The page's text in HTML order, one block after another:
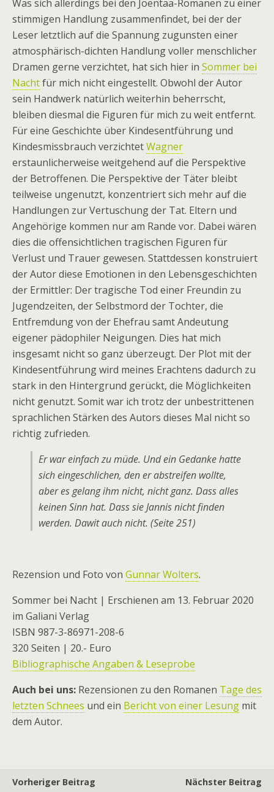
Was sich allerdings bei den Joentaa-Romanen zu einer
stimmigen Handlung zusammenfindet, bei der der
Leser letztlich auf die Spannung zugunsten einer
atmosphärisch-dichten Handlung voller menschlicher
Dramen gerne verzichtet, hat sich hier in Sommer bei
Nachtfür mich nicht eingestellt. Obwohl der Autor
sein Handwerk natürlich weiterhin beherrscht,
bleiben diesmal die Figuren für mich zu weit entfernt.
Für eine Geschichte über Kindesentführung und
Kindesmissbrauch verzichtetWagner
erstaunlicherweise weitgehend auf die Perspektive
der Betroffenen. Die Perspektive der Täter bleibt
teilweise ungenutzt, konzentriert sich mehr auf die
Handlungen zur Vertuschung der Tat. Eltern und
Angehörige kommen nur am Rande vor. Dabei wären
dies die offensichtlichen tragischen Figuren für
Verlust und Trauer gewesen. Stattdessen konstruiert
der Autor diese Emotionen in den Lebensgeschichten
der Ermittler: Der tragische Tod einer Freundin zu
Jugendzeiten, der Selbstmord der Tochter, die
Entfremdung von der Ehefrau samt Andeutung
eigener pädophiler Neigungen. Dies hat mich
insgesamt nicht so ganz überzeugt. Der Plot mit der
Kindesentführung wird meines Erachtens dadurch zu
stark in den Hintergrund gerückt, die Möglichkeiten
nicht genutzt. Somit war ich trotz der unbestrittenen
sprachlichen Stärken des Autors dieses Mal nicht so
richtig zufrieden.
Er war einfach zu müde. Und ein Gedanke hatte
sich eingeschlichen, den er abstreifen wollte,
aber es gelang ihm nicht, nicht ganz. Dass alles
keinen Sinn hat. Dass sie Jannis nicht finden
werden. Dawit auch nicht. (Seite 251)
Rezension und Foto von Gunnar Wolters.
Sommer bei Nacht | Erschienen am 13. Februar 2020
im Galiani Verlag
ISBN 987-3-86971-208-6
320 Seiten | 20.- Euro
Bibliographische Angaben & Leseprobe
Auch bei uns: Rezensionen zu den Romanen Tage des
letzten Schnees und ein Bericht von einer Lesung mit
dem Autor.
Vorheriger Beitrag
Nächster Beitrag